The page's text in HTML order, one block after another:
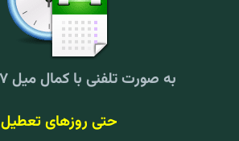
به صورت تلفنی با کمال میل ۷ روز هفته
حتی روزهای تعطیل